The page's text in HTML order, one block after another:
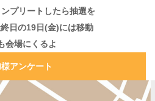
プリートしたら抽選を
日の19日(金)には移動
会場にくるよ
アンケート